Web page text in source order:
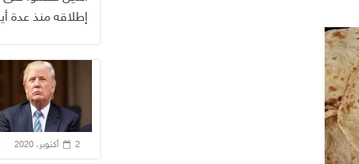
إطلاقه منذ عدة
2 أكتوبر، 2020